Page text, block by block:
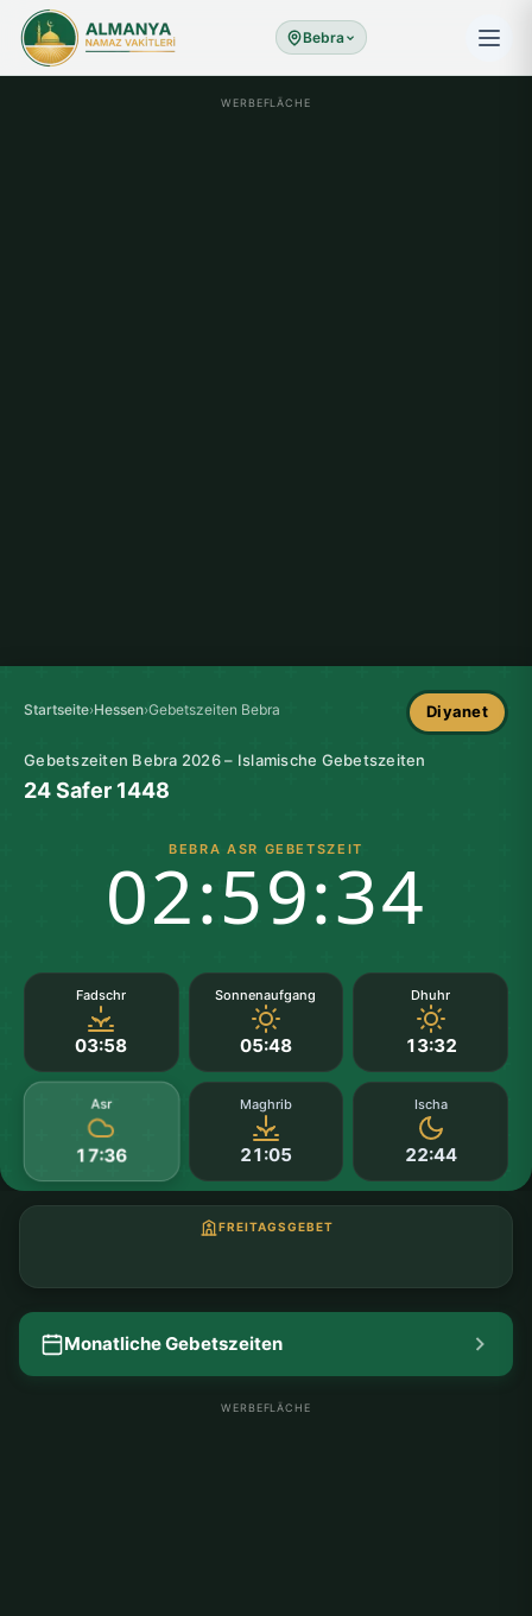
Bebra
WERBEFLÄCHE
Startseite›Hessen›Gebetszeiten Bebra Diyanet
Gebetszeiten Bebra 2026 – Islamische Gebetszeiten
24 Safer 1448
BEBRA ASR GEBETSZEIT
02:59:34
Fadschr
03:58
Sonnenaufgang
05:48
Dhuhr
13:32
Asr
17:36
Maghrib
21:05
Ischa
22:44
FREITAGSGEBET
Monatliche Gebetszeiten
WERBEFLÄCHE